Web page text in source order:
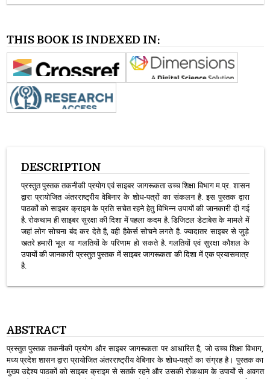
THIS BOOK IS INDEXED IN:
DESCRIPTION
प्रस्तुत पुस्तक तकनीकी प्रयोग एवं साइबर जागरूकता उच्च शिक्षा विभाग म.प्र. शासन
द्वारा प्रायोजित अंतरराष्ट्रीय वेबिनार के शोध-पत्रों का संकलन है. इस पुस्तक द्वारा
पाठकों को साइबर क्राइम के प्रति सचेत रहने हेतु विभिन्न उपायों की जानकारी दी गई
है. रोकथाम ही साइबर सुरक्षा की दिशा में पहला कदम है. डिजिटल डेटाबेस के मामले में
जहां लोग सोचना बंद कर देते है, वही हैकेर्स सोचने लगते है. ज्यादातर साइबर से जुड़े
खतरे हमारी भूल या गलतियों के परिणाम हो सकते है. गलतियों एवं सुरक्षा कौशल के
उपायों की जानकारी प्रस्तुत पुस्तक में साइबर जागरूकता की दिशा में एक प्रयासमात्र
है.
ABSTRACT
प्रस्तुत पुस्तक तकनीकी प्रयोग और साइबर जागरूकता पर आधारित है, जो उच्च शिक्षा विभाग,
मध्य प्रदेश शासन द्वारा प्रायोजित अंतरराष्ट्रीय वेबिनार के शोध-पत्रों का संग्रह है। पुस्तक का
मुख्य उद्देश्य पाठकों को साइबर क्राइम से सतर्क रहने और उसकी रोकथाम के उपायों से अवगत